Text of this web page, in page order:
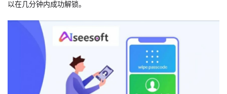
以在几分钟内成功解锁。